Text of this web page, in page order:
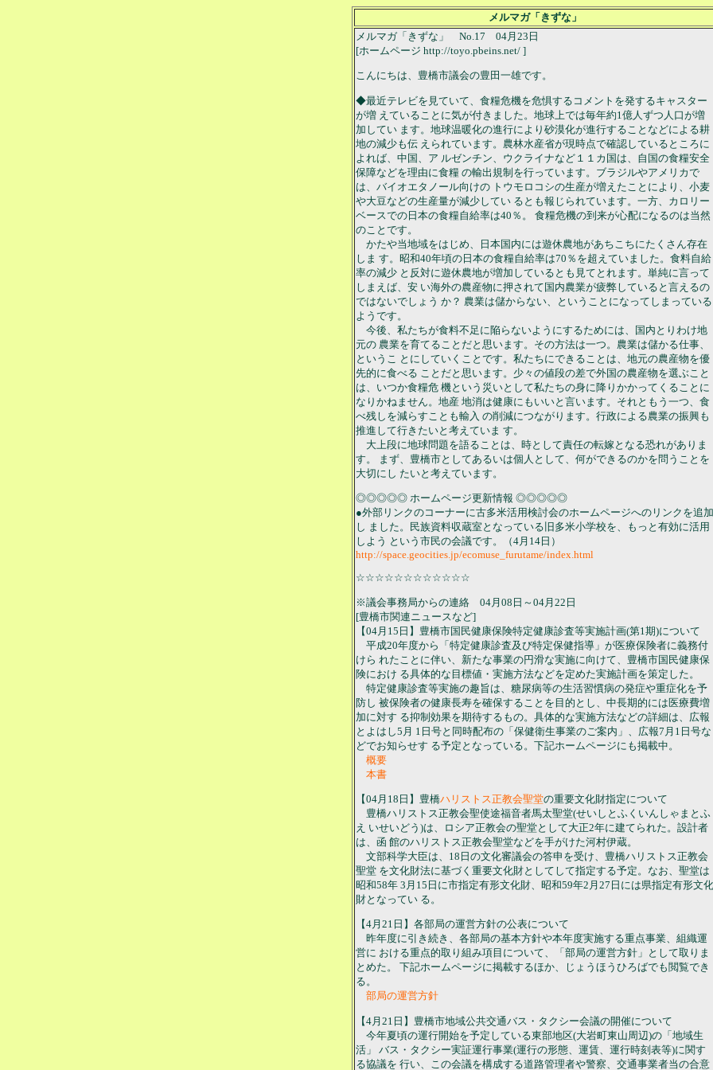
メルマガ「きずな」
メルマガ「きずな」 No.17 04月23日
[ホームページ http://toyo.pbeins.net/ ]
こんにちは、豊橋市議会の豊田一雄です。
◆最近テレビを見ていて、食糧危機を危惧するコメントを発するキャスター
が増 えていることに気が付きました。地球上では毎年約1億人ずつ人口が増
加してい ます。地球温暖化の進行により砂漠化が進行することなどによる耕
地の減少も伝 えられています。農林水産省が現時点で確認しているところに
よれば、中国、ア ルゼンチン、ウクライナなど１１カ国は、自国の食糧安全
保障などを理由に食糧 の輸出規制を行っています。ブラジルやアメリカで
は、バイオエタノール向けの トウモロコシの生産が増えたことにより、小麦
や大豆などの生産量が減少してい るとも報じられています。一方、カロリー
ベースでの日本の食糧自給率は40％。 食糧危機の到来が心配になるのは当然
のことです。
かたや当地域をはじめ、日本国内には遊休農地があちこちにたくさん存在
しま す。昭和40年頃の日本の食糧自給率は70％を超えていました。食料自給
率の減少 と反対に遊休農地が増加しているとも見てとれます。単純に言って
しまえば、安 い海外の農産物に押されて国内農業が疲弊していると言えるの
ではないでしょう か？ 農業は儲からない、ということになってしまっている
ようです。
今後、私たちが食料不足に陥らないようにするためには、国内とりわけ地
元の 農業を育てることだと思います。その方法は一つ。農業は儲かる仕事、
というこ とにしていくことです。私たちにできることは、地元の農産物を優
先的に食べる ことだと思います。少々の値段の差で外国の農産物を選ぶこと
は、いつか食糧危 機という災いとして私たちの身に降りかかってくることに
なりかねません。地産 地消は健康にもいいと言います。それともう一つ、食
べ残しを減らすことも輸入 の削減につながります。行政による農業の振興も
推進して行きたいと考えていま す。
大上段に地球問題を語ることは、時として責任の転嫁となる恐れがありま
す。 まず、豊橋市としてあるいは個人として、何ができるのかを問うことを
大切にし たいと考えています。
◎◎◎◎◎ ホームページ更新情報 ◎◎◎◎◎
●外部リンクのコーナーに古多米活用検討会のホームページへのリンクを追加
し ました。民族資料収蔵室となっている旧多米小学校を、もっと有効に活用
しよう という市民の会議です。（4月14日）
http://space.geocities.jp/ecomuse_furutame/index.html
☆☆☆☆☆☆☆☆☆☆☆☆
※議会事務局からの連絡 04月08日～04月22日
[豊橋市関連ニュースなど]
【04月15日】豊橋市国民健康保険特定健康診査等実施計画(第1期)について
平成20年度から「特定健康診査及び特定保健指導」が医療保険者に義務付
けら れたことに伴い、新たな事業の円滑な実施に向けて、豊橋市国民健康保
険におけ る具体的な目標値・実施方法などを定めた実施計画を策定した。
特定健康診査等実施の趣旨は、糖尿病等の生活習慣病の発症や重症化を予
防し 被保険者の健康長寿を確保することを目的とし、中長期的には医療費増
加に対す る抑制効果を期待するもの。具体的な実施方法などの詳細は、広報
とよはし5月 1日号と同時配布の「保健衛生事業のご案内」、広報7月1日号な
どでお知らせす る予定となっている。下記ホームページにも掲載中。
概要
本書
【04月18日】豊橋ハリストス正教会聖堂の重要文化財指定について
豊橋ハリストス正教会聖使途福音者馬太聖堂(せいしとふくいんしゃまとふ
え いせいどう)は、ロシア正教会の聖堂として大正2年に建てられた。設計者
は、函 館のハリストス正教会聖堂などを手がけた河村伊蔵。
文部科学大臣は、18日の文化審議会の答申を受け、豊橋ハリストス正教会
聖堂 を文化財法に基づく重要文化財としてして指定する予定。なお、聖堂は
昭和58年 3月15日に市指定有形文化財、昭和59年2月27日には県指定有形文化
財となってい る。
【4月21日】各部局の運営方針の公表について
昨年度に引き続き、各部局の基本方針や本年度実施する重点事業、組織運
営に おける重点的取り組み項目について、「部局の運営方針」として取りま
とめた。 下記ホームページに掲載するほか、じょうほうひろばでも閲覧でき
る。
部局の運営方針
【4月21日】豊橋市地域公共交通バス・タクシー会議の開催について
今年夏頃の運行開始を予定している東部地区(大岩町東山周辺)の「地域生
活」 バス・タクシー実証運行事業(運行の形態、運賃、運行時刻表等)に関す
る協議を 行い、この会議を構成する道路管理者や警察、交通事業者当の合意